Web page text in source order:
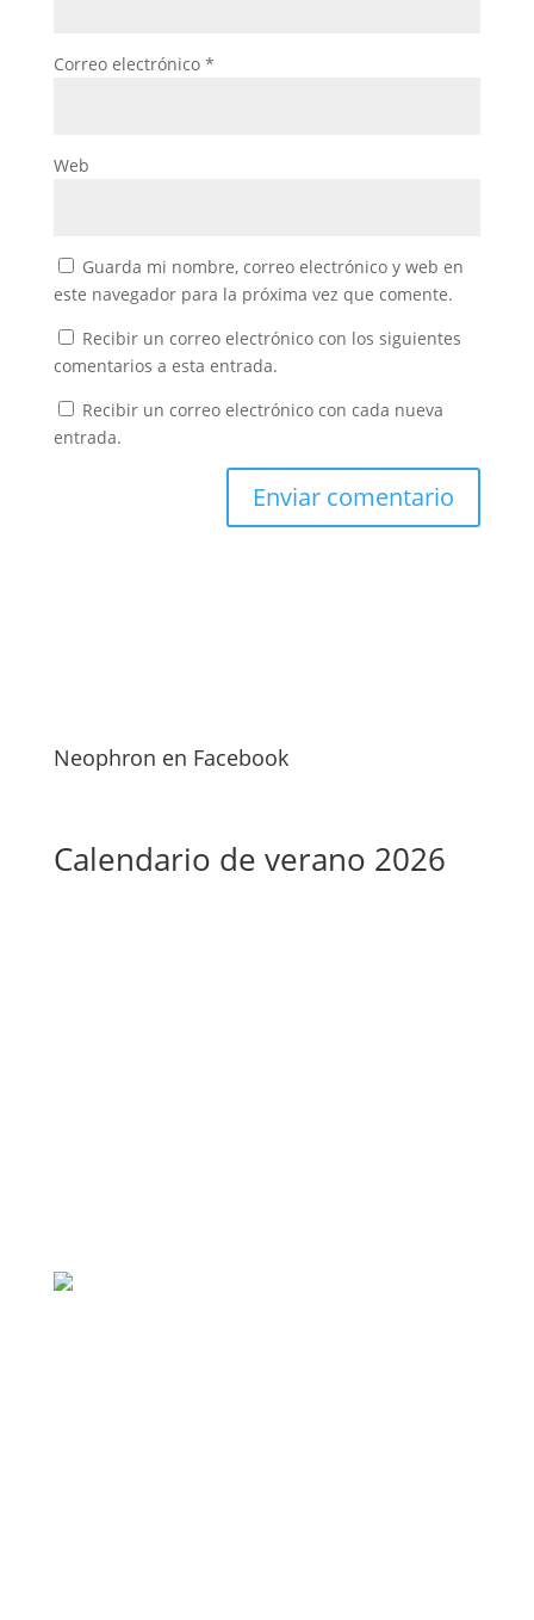
Correo electrónico *
Web
Guarda mi nombre, correo electrónico y web en
este navegador para la próxima vez que comente.
Recibir un correo electrónico con los siguientes
comentarios a esta entrada.
Recibir un correo electrónico con cada nueva
entrada.
Neophron en Facebook
Calendario de verano 2026